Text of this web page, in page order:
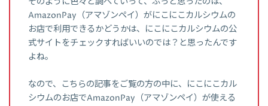
AmazonPay（アマゾンペイ）がにこにこカルシウムの
お店で利用できるかどうかは、にこにこカルシウムの公
式サイトをチェックすればいいのでは？と思ったんです
よね。
なので、こちらの記事をご覧の方の中に、にこにこカル
シウムのお店でAmazonPay（アマゾンペイ）が使える